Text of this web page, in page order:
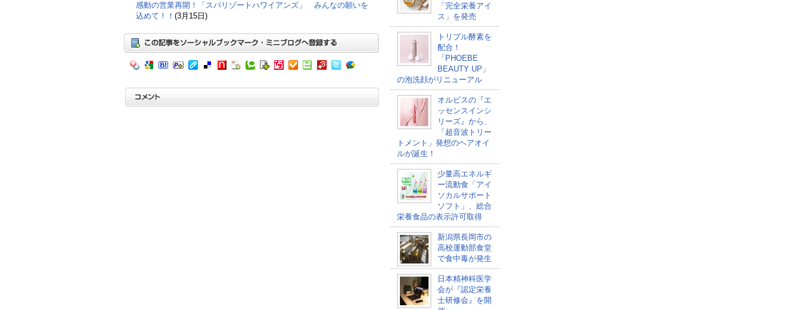
感動の営業再開！「スパリゾートハワイアンズ」 みんなの願いを
込めて！！ (3月15日)
「完全栄養アイ
ス」を発売
トリプル酵素を
配合！
「PHOEBE
BEAUTY UP」
の泡洗顔がリニューアル
オルビスの『エ
ッセンスインシ
リーズ』から、
「超音波トリー
トメント」発想のヘアオイ
ルが誕生！
少量高エネルギ
ー流動食「アイ
ソカルサポート
ソフト」、総合
栄養食品の表示許可取得
新潟県長岡市の
高校運動部食堂
で食中毒が発生
日本精神科医学
会が『認定栄養
士研修会』を開